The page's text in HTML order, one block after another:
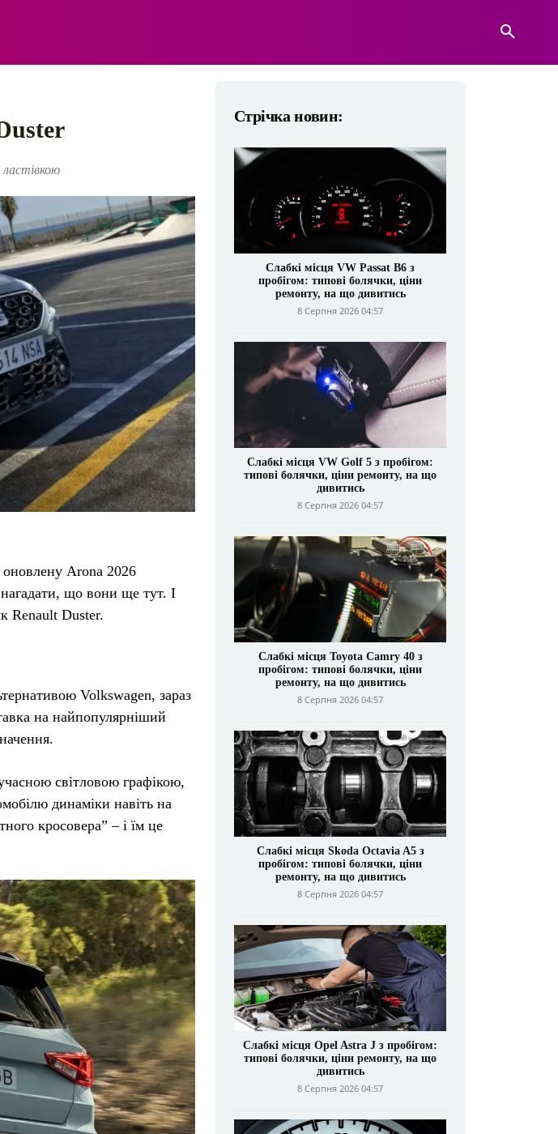
оновлену Arona 2026
що вони ще тут. І
Renault Duster.
Volkswagen, зараз
на найпопулярніший
світловою графікою,
динаміки навіть на
кросовера” – і їм це
Стрічка новин:
Слабкі місця VW Passat B6 з
пробігом: типові болячки, ціни
ремонту, на що дивитись
8 Серпня 2026 04:57
Слабкі місця VW Golf 5 з пробігом:
типові болячки, ціни ремонту, на що
дивитись
8 Серпня 2026 04:57
Слабкі місця Toyota Camry 40 з
пробігом: типові болячки, ціни
ремонту, на що дивитись
8 Серпня 2026 04:57
Слабкі місця Skoda Octavia A5 з
пробігом: типові болячки, ціни
ремонту, на що дивитись
8 Серпня 2026 04:57
Слабкі місця Opel Astra J з пробігом:
типові болячки, ціни ремонту, на що
дивитись
8 Серпня 2026 04:57